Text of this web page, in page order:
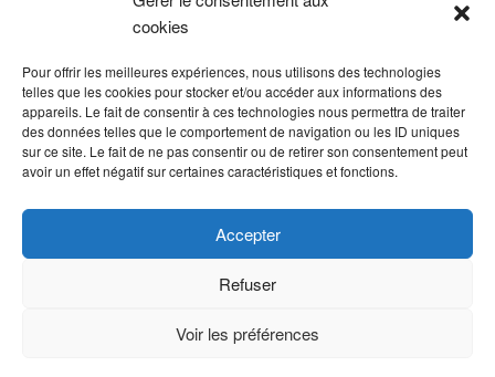
cookies
Pour offrir les meilleures expériences, nous utilisons des technologies
telles que les cookies pour stocker et/ou accéder aux informations des
appareils. Le fait de consentir à ces technologies nous permettra de traiter
des données telles que le comportement de navigation ou les ID uniques
sur ce site. Le fait de ne pas consentir ou de retirer son consentement peut
avoir un effet négatif sur certaines caractéristiques et fonctions.
Accepter
Refuser
Voir les préférences
Les fleurs préférées des Français
Combien de fois arroser un cactus ?
Quelles fleurs offrir pour la fête des mères ?
Idées de décoration avec fleurs séchées